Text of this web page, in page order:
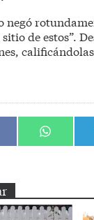
de estos”.
Compartir
en